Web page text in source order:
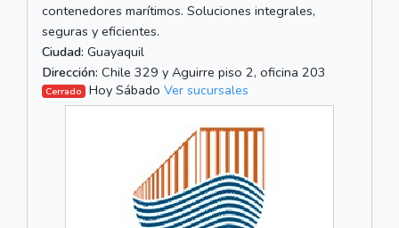
contenedores marítimos. Soluciones integrales,
seguras y eficientes.
Ciudad: Guayaquil
Dirección: Chile 329 y Aguirre piso 2, oficina 203
Cerrado Hoy Sábado Ver sucursales